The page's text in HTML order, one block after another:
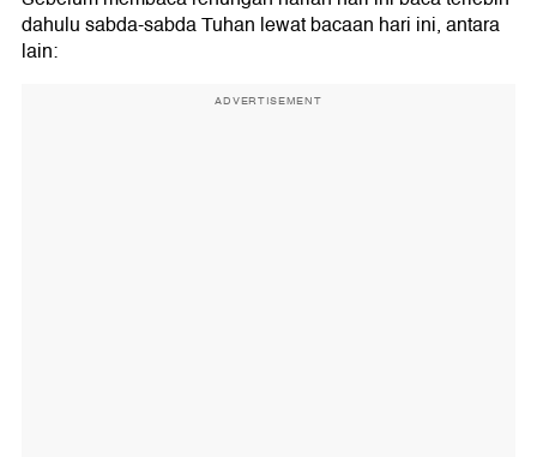
dahulu sabda-sabda Tuhan lewat bacaan hari ini, antara
lain:
ADVERTISEMENT